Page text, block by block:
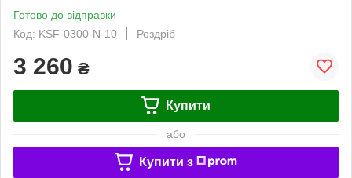
Готово до відправки
Код: KSF-0300-N-10
Роздріб
3 260 ₴
Купити
або
Купити з